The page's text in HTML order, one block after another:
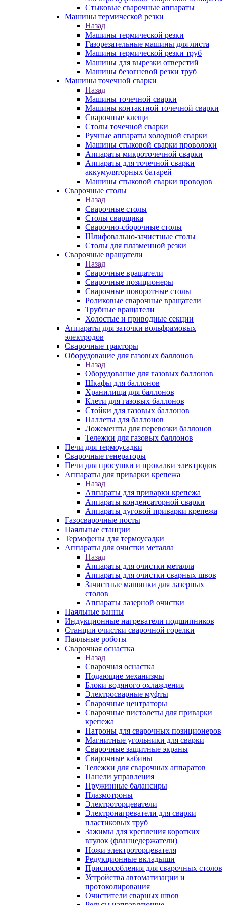
Стыковые сварочные аппараты
Машины термической резки
Назад
Машины термической резки
Газорезательные машины для листа
Машины термической резки труб
Машины для вырезки отверстий
Машины безогневой резки труб
Машины точечной сварки
Назад
Машины точечной сварки
Машины контактной точечной сварки
Сварочные клещи
Столы точечной сварки
Ручные аппараты холодной сварки
Машины стыковой сварки проволоки
Аппараты микроточечной сварки
Аппараты для точечной сварки
аккумуляторных батарей
Машины стыковой сварки проводов
Сварочные столы
Назад
Сварочные столы
Столы сварщика
Сварочно-сборочные столы
Шлифовально-зачистные столы
Столы для плазменной резки
Сварочные вращатели
Назад
Сварочные вращатели
Сварочные позиционеры
Сварочные поворотные столы
Роликовые сварочные вращатели
Трубные вращатели
Холостые и приводные секции
Аппараты для заточки вольфрамовых
электродов
Сварочные тракторы
Оборудование для газовых баллонов
Назад
Оборудование для газовых баллонов
Шкафы для баллонов
Хранилища для баллонов
Клети для газовых баллонов
Стойки для газовых баллонов
Паллеты для баллонов
Ложементы для перевозки баллонов
Тележки для газовых баллонов
Печи для термоусадки
Сварочные генераторы
Печи для просушки и прокалки электродов
Аппараты для приварки крепежа
Назад
Аппараты для приварки крепежа
Аппараты конденсаторной сварки
Аппараты дуговой приварки крепежа
Газосварочные посты
Паяльные станции
Термофены для термоусадки
Аппараты для очистки металла
Назад
Аппараты для очистки металла
Аппараты для очистки сварных швов
Зачистные машинки для лазерных
столов
Аппараты лазерной очистки
Паяльные ванны
Индукционные нагреватели подшипников
Станции очистки сварочной горелки
Паяльные роботы
Сварочная оснастка
Назад
Сварочная оснастка
Подающие механизмы
Блоки водяного охлаждения
Электросварные муфты
Сварочные центраторы
Сварочные пистолеты для приварки
крепежа
Патроны для сварочных позиционеров
Магнитные угольники для сварки
Сварочные защитные экраны
Сварочные кабины
Тележки для сварочных аппаратов
Панели управления
Пружинные балансиры
Плазмотроны
Электроторцеватели
Электронагреватели для сварки
пластиковых труб
Зажимы для крепления коротких
втулок (фланцедержатели)
Ножи электроторцевателя
Редукционные вкладыши
Приспособления для сварочных столов
Устройства автоматизации и
протоколирования
Очистители сварных швов